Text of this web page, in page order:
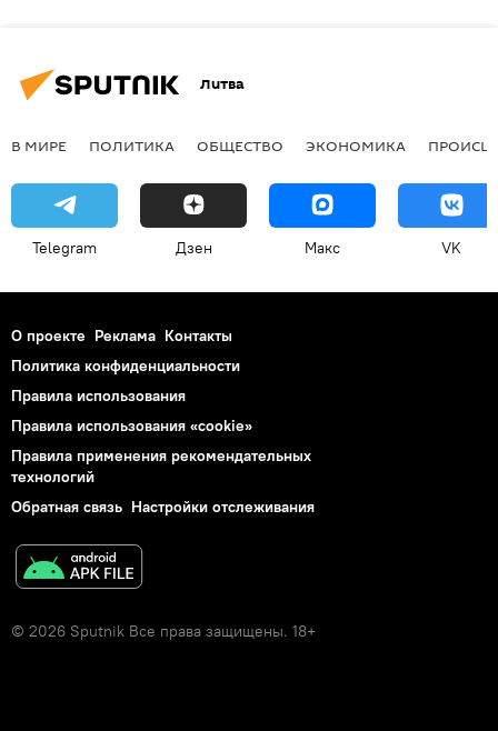
Литва
В МИРЕ ПОЛИТИКА ОБЩЕСТВО ЭКОНОМИКА
Telegram Дзен Макс VK
О проекте Реклама Контакты
Политика конфиденциальности
Правила использования
Правила использования «cookie»
Правила применения рекомендательных
технологий
Обратная связь Настройки отслеживания
© 2026 Sputnik Все права защищены. 18+